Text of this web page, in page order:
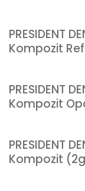
PRESIDENT
Kompozit
PRESIDENT
Kompozit
PRESIDENT
Kompozit